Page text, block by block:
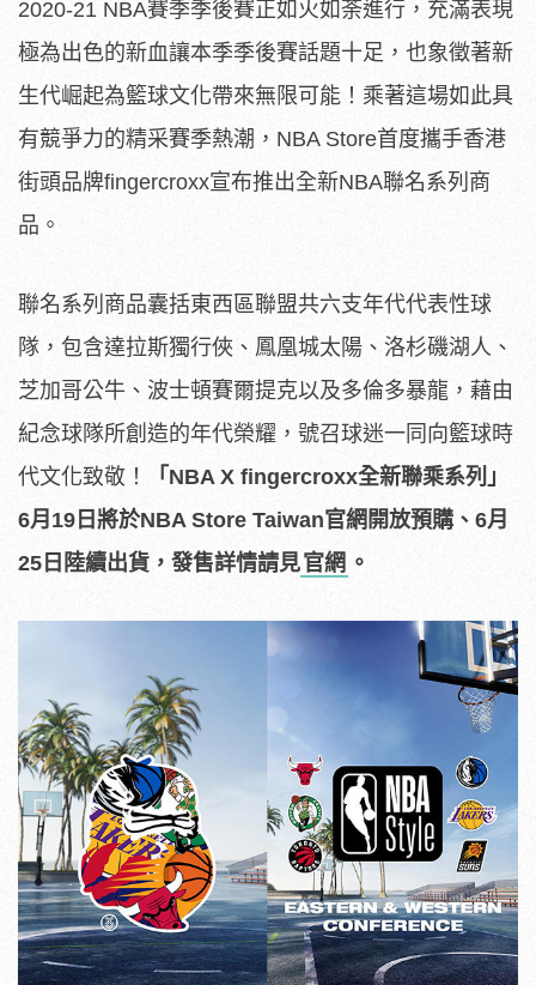
2020-21 NBA賽季季後賽正如火如荼進行，充滿表現
極為出色的新血讓本季季後賽話題十足，也象徵著新
生代崛起為籃球文化帶來無限可能！乘著這場如此具
有競爭力的精采賽季熱潮，NBA Store首度攜手香港
街頭品牌fingercroxx宣布推出全新NBA聯名系列商
品。
聯名系列商品囊括東西區聯盟共六支年代代表性球
隊，包含達拉斯獨行俠、鳳凰城太陽、洛杉磯湖人、
芝加哥公牛、波士頓賽爾提克以及多倫多暴龍，藉由
紀念球隊所創造的年代榮耀，號召球迷一同向籃球時
代文化致敬！
「 NBA X fingercroxx全新聯乘系列」
6月 19 日將於NBA Store Taiwan官網開放預購、 6月
25 日陸續出貨，發售詳情請見官網 。